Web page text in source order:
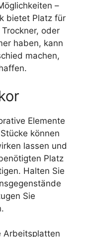
–
bietet Platz für
oder
haben, kann
machen,
Elemente
können
lassen und
Platz
Halten Sie
Sie
Arbeitsplatten